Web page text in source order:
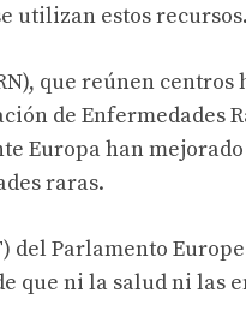
utilizan estos recursos.
que reúnen
de Enfermedades
Europa han
raras.
del Parlamento
que ni la salud ni las